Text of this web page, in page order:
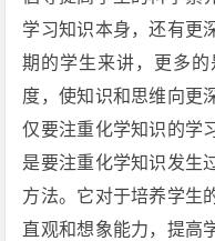
学习知识本身，还有更
期的学生来讲，更多
度，使知识和思维向更
仅要注重化学知识的学
是要注重化学知识发生
方法。它对于培养学生
直观和想象能力，提高